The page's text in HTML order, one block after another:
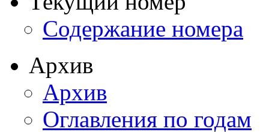
Содержание номера
Архив
Архив
Оглавления по годам